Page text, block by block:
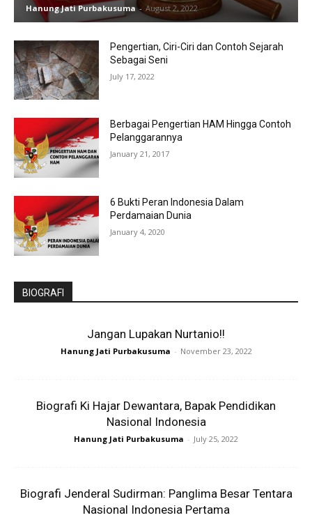
Hanung Jati Purbakusuma - August 2, 2022
Pengertian, Ciri-Ciri dan Contoh Sejarah
Sebagai Seni
July 17, 2022
Berbagai Pengertian HAM Hingga Contoh
Pelanggarannya
January 21, 2017
6 Bukti Peran Indonesia Dalam
Perdamaian Dunia
January 4, 2020
BIOGRAFI
Jangan Lupakan Nurtanio!!
Hanung Jati Purbakusuma - November 23, 2022
Biografi Ki Hajar Dewantara, Bapak Pendidikan
Nasional Indonesia
Hanung Jati Purbakusuma - July 25, 2022
Biografi Jenderal Sudirman: Panglima Besar Tentara
Nasional Indonesia Pertama